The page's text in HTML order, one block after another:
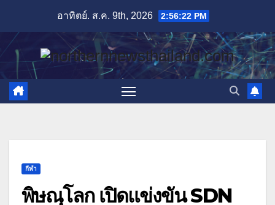
content
อาทิตย์. ส.ค. 9th, 2026 2:56:23 PM
กีฬา
พิษณุโลก เปิดแข่งขัน SDN